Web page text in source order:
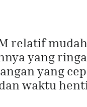
relatif
yang
yang
waktu